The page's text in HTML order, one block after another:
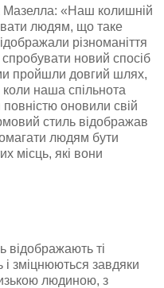
Мазелла: «Наш колишній
людям, що таке
різноманіття
новий спосіб
пройшли довгий шлях,
наша спільнота
оновили свій
стиль відображав
людям бути
місць, які вони
відображають ті
і зміцнюються завдяки
людиною, з